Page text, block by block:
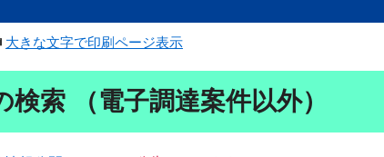
大きな文字で印刷ページ表示
検索 （電子調達案件以外）